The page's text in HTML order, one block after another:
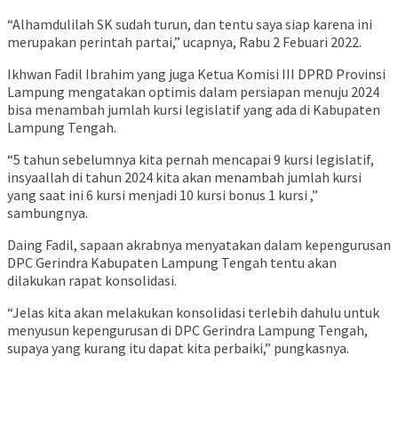
“Alhamdulilah SK sudah turun, dan tentu saya siap karena ini
merupakan perintah partai,” ucapnya, Rabu 2 Febuari 2022.
Ikhwan Fadil Ibrahim yang juga Ketua Komisi III DPRD Provinsi
Lampung mengatakan optimis dalam persiapan menuju 2024
bisa menambah jumlah kursi legislatif yang ada di Kabupaten
Lampung Tengah.
“5 tahun sebelumnya kita pernah mencapai 9 kursi legislatif,
insyaallah di tahun 2024 kita akan menambah jumlah kursi
yang saat ini 6 kursi menjadi 10 kursi bonus 1 kursi ,”
sambungnya.
Daing Fadil, sapaan akrabnya menyatakan dalam kepengurusan
DPC Gerindra Kabupaten Lampung Tengah tentu akan
dilakukan rapat konsolidasi.
“Jelas kita akan melakukan konsolidasi terlebih dahulu untuk
menyusun kepengurusan di DPC Gerindra Lampung Tengah,
supaya yang kurang itu dapat kita perbaiki,” pungkasnya.